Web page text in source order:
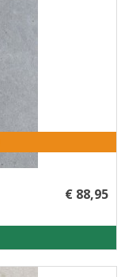
€ 88,95